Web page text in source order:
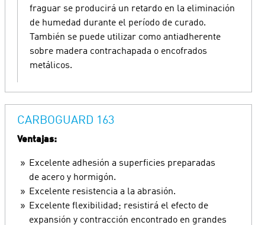
fraguar se producirá un retardo en la eliminación
de humedad durante el período de curado.
También se puede utilizar como antiadherente
sobre madera contrachapada o encofrados
metálicos.
CARBOGUARD 163
Ventajas:
Excelente adhesión a superficies preparadas
de acero y hormigón.
Excelente resistencia a la abrasión.
Excelente flexibilidad; resistirá el efecto de
expansión y contracción encontrado en grandes